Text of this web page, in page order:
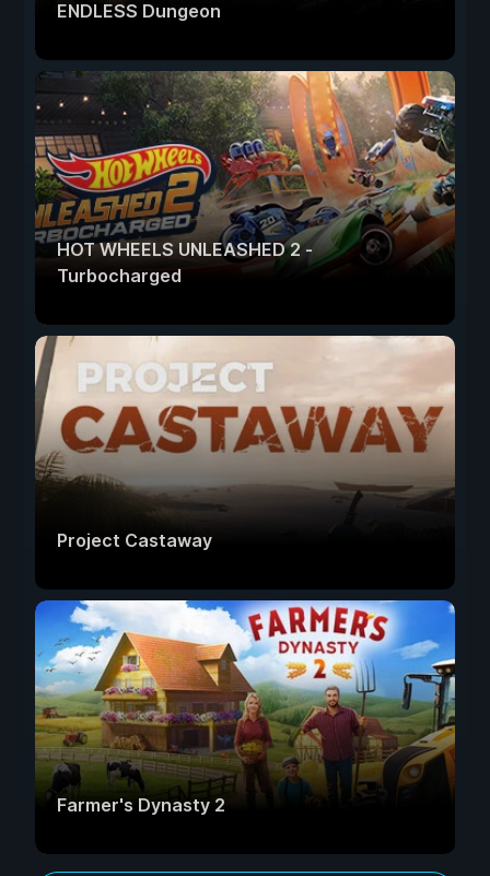
ENDLESS Dungeon
HOT WHEELS UNLEASHED 2 -
Turbocharged
Project Castaway
Farmer's Dynasty 2